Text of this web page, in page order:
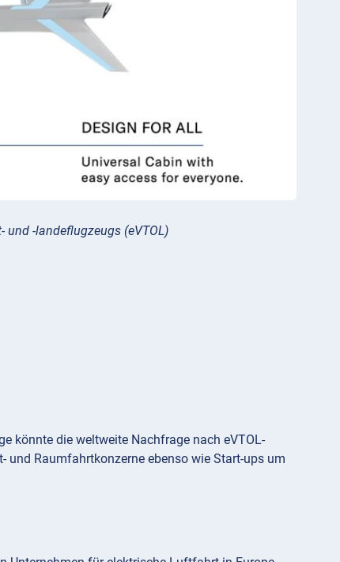
und -landeflugzeugs (eVTOL)
könnte die weltweite Nachfrage nach eVTOL-
und Raumfahrtkonzerne ebenso wie Start-ups um